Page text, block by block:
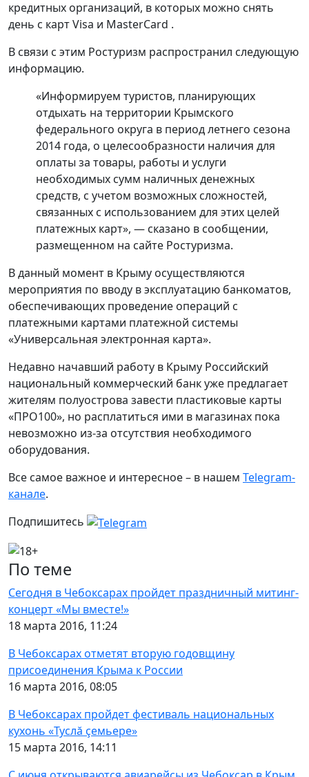
кредитных организаций, в которых можно снять
день с карт Visa и MasterCard .
В связи с этим Ростуризм распространил следующую
информацию.
«Информируем туристов, планирующих
отдыхать на территории Крымского
федерального округа в период летнего сезона
2014 года, о целесообразности наличия для
оплаты за товары, работы и услуги
необходимых сумм наличных денежных
средств, с учетом возможных сложностей,
связанных с использованием для этих целей
платежных карт», — сказано в сообщении,
размещенном на сайте Ростуризма.
В данный момент в Крыму осуществляются
мероприятия по вводу в эксплуатацию банкоматов,
обеспечивающих проведение операций с
платежными картами платежной системы
«Универсальная электронная карта».
Недавно начавший работу в Крыму Российский
национальный коммерческий банк уже предлагает
жителям полуострова завести пластиковые карты
«ПРО100», но расплатиться ими в магазинах пока
невозможно из-за отсутствия необходимого
оборудования.
Все самое важное и интересное – в нашем Telegram-
канале.
Подпишитесь
По теме
Сегодня в Чебоксарах пройдет праздничный митинг-
концерт «Мы вместе!»
18 марта 2016, 11:24
В Чебоксарах отметят вторую годовщину
присоединения Крыма к России
16 марта 2016, 08:05
В Чебоксарах пройдет фестиваль национальных
кухонь «Туслă çемьере»
15 марта 2016, 14:11